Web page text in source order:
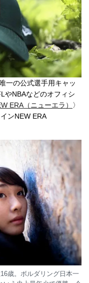
一の公式選手用キャッ
やNBAなどのオフィシ
ERA（ニューエラ）
〉
ンNEW ERA
歳。ボルダリング日本一